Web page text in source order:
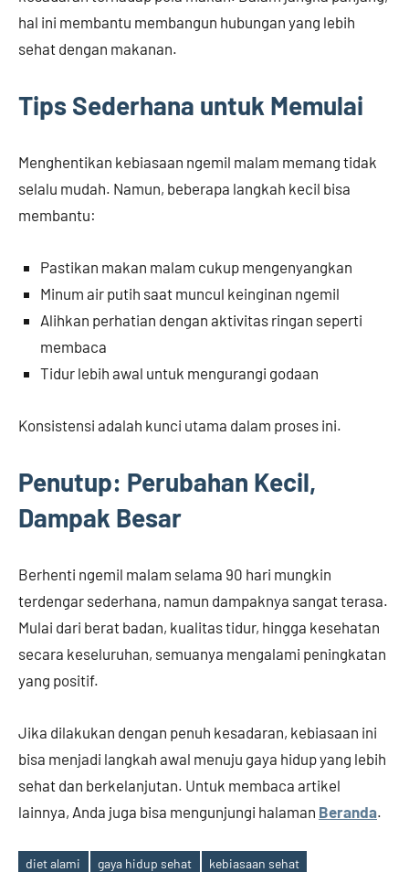
hal ini membantu membangun hubungan yang lebih
sehat dengan makanan.
Tips Sederhana untuk Memulai
Menghentikan kebiasaan ngemil malam memang tidak
selalu mudah. Namun, beberapa langkah kecil bisa
membantu:
Pastikan makan malam cukup mengenyangkan
Minum air putih saat muncul keinginan ngemil
Alihkan perhatian dengan aktivitas ringan seperti
membaca
Tidur lebih awal untuk mengurangi godaan
Konsistensi adalah kunci utama dalam proses ini.
Penutup: Perubahan Kecil,
Dampak Besar
Berhenti ngemil malam selama 90 hari mungkin
terdengar sederhana, namun dampaknya sangat terasa.
Mulai dari berat badan, kualitas tidur, hingga kesehatan
secara keseluruhan, semuanya mengalami peningkatan
yang positif.
Jika dilakukan dengan penuh kesadaran, kebiasaan ini
bisa menjadi langkah awal menuju gaya hidup yang lebih
sehat dan berkelanjutan. Untuk membaca artikel
lainnya, Anda juga bisa mengunjungi halaman Beranda.
diet alami gaya hidup sehat
kebiasaan sehat